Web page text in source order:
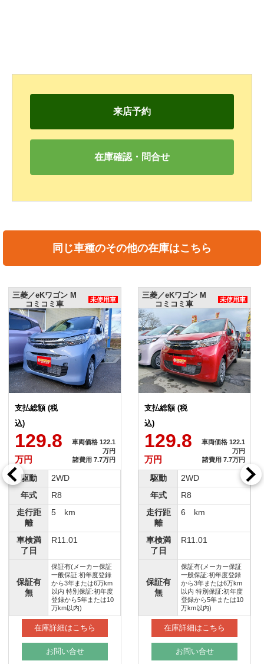
来店予約
在庫確認・問合せ
同じ車種のその他の在庫はこちら
三菱／eKワゴン M
コミコミ車
未使用車
支払総額 (税
込)
129.8
万円
車両価格 122.1
万円
諸費用 7.7万円
駆動
2WD
年式
R8
走行距
離
6 km
車検満
了日
R11.01
保証有
無
保証有(メーカー保証
一般保証:初年度登録
から3年または6万km
以内 特別保証:初年度
登録から5年または10
万km以内)
在庫詳細はこちら
お問い合せ
三菱／eKワゴン M
New(コミコミ車)
未使用車
支払総額 (税
込)
129.8
万円
車両価格 122.1
万円
諸費用 7.7万円
駆動
2WD
年式
R8
走行距
離
6 km
車検満
了日
R11.1
保証有
無
保証有(メーカー保証
一般保証:初年度登録
から3年または6万km
以内 特別保証:初年度
登録から5年または10
万km以内)
在庫詳細はこちら
お問い合せ